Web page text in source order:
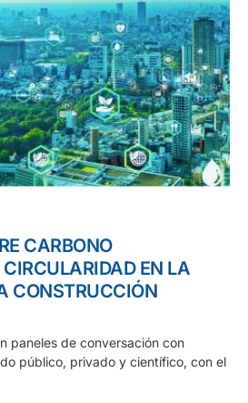
CARBONO
EN LA
CONSTRUCCIÓN
paneles de conversación con
público, privado y científico, con el